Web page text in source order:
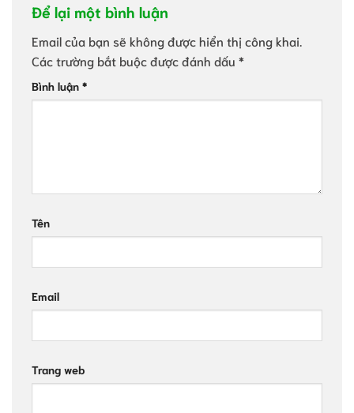
Để lại một bình luận
Email của bạn sẽ không được hiển thị công khai.
Các trường bắt buộc được đánh dấu *
Bình luận *
Tên
Email
Trang web